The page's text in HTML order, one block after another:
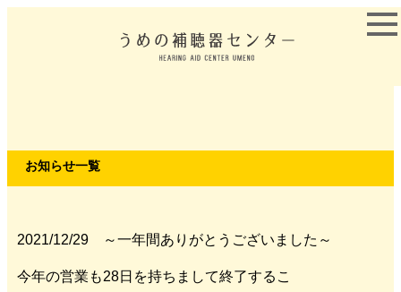
お知らせ一覧
2021/12/29 ～一年間ありがとうございました～
今年の営業も28日を持ちまして終了するこ